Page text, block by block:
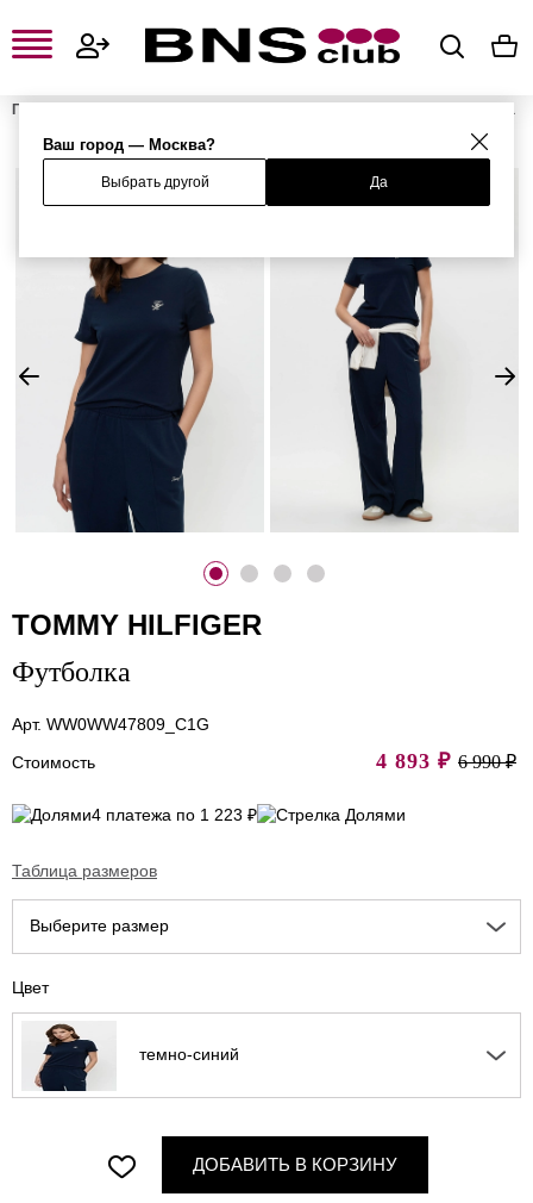
Ваш город — Москва?
Выбрать другой Да
Главная
Женская одежда
%
TOMMY HILFIGER
Футболка
Арт. WW0WW47809_C1G
Стоимость
4 893 ₽ 6 990 ₽
4 платежа по 1 223 ₽
Таблица размеров
Выберите размер
Цвет
темно-синий
ДОБАВИТЬ В КОРЗИНУ